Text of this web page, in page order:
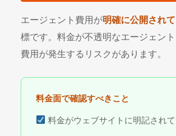
エージェント費用が明確に公開され
標です。料金が不透明なエージェン
費用が発生するリスクがあります。
料金面で確認すべきこと
料金がウェブサイトに明記され